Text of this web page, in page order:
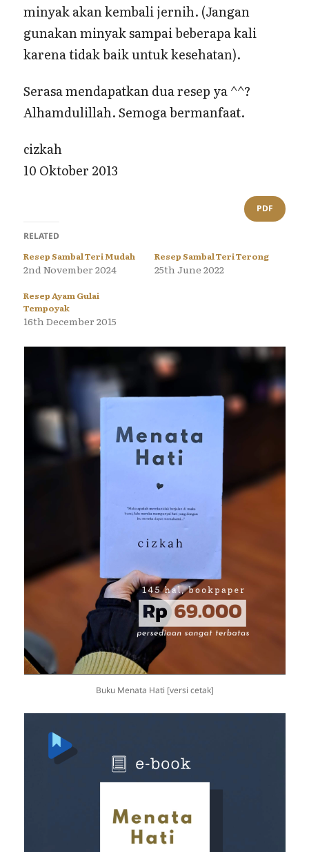
minyak akan kembali jernih. (Jangan
gunakan minyak sampai beberapa kali
karena tidak baik untuk kesehatan).
Serasa mendapatkan dua resep ya ^^?
Alhamdulillah. Semoga bermanfaat.
cizkah
10 Oktober 2013
PDF
RELATED
Resep Sambal Teri Mudah
2nd November 2024
Resep Sambal Teri Terong
25th June 2022
Resep Ayam Gulai
Tempoyak
16th December 2015
Buku Menata Hati [versi cetak]